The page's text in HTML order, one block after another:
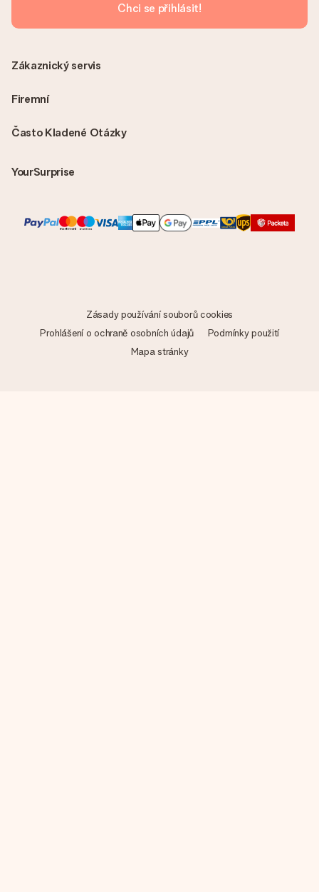
Chci se přihlásit!
Často Kladené Otázky
YourSurprise
Zákaznický servis
Firemní
Zásady používání souborů cookies
Prohlášení o ochraně osobních údajů
Podmínky použití
Mapa stránky